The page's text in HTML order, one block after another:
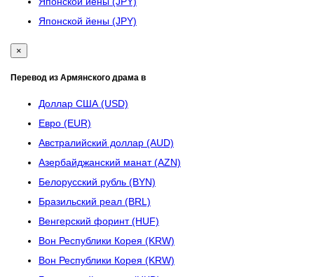
Японской йены (JPY)
×
Перевод из Армянского драма в
Доллар США (USD)
Евро (EUR)
Австралийский доллар (AUD)
Азербайджанский манат (AZN)
Белорусский рубль (BYN)
Бразильский реал (BRL)
Венгерский форинт (HUF)
Вон Республики Корея (KRW)
Вон Республики Корея (KRW)